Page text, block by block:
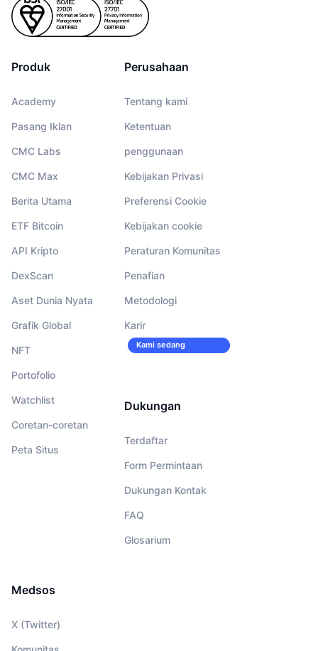
Produk
Academy
Pasang Iklan
CMC Labs
CMC Max
Berita Utama
ETF Bitcoin
API Kripto
DexScan
Aset Dunia Nyata
Grafik Global
NFT
Portofolio
Watchlist
Coretan-coretan
Peta Situs
Perusahaan
Tentang kami
Ketentuan
penggunaan
Kebijakan Privasi
Preferensi Cookie
Kebijakan cookie
Peraturan Komunitas
Penafian
Metodologi
Karir
Kami sedang
merekrut!
Dukungan
Terdaftar
Form Permintaan
Dukungan Kontak
FAQ
Glosarium
Medsos
X (Twitter)